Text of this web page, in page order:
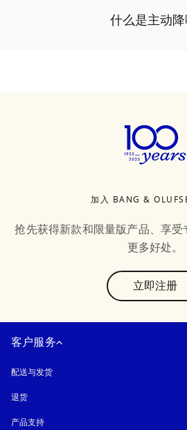
什么是主动降
加入 BANG &
抢先获得新款和限量版产品、享
更多好处。
立即注册
客户服务
配送与发货
退货
产品支持